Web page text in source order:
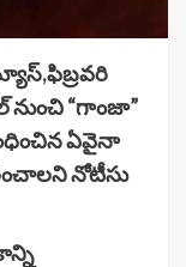
నుంచి “గాంజా”
ఏవైనా
నోటీసు